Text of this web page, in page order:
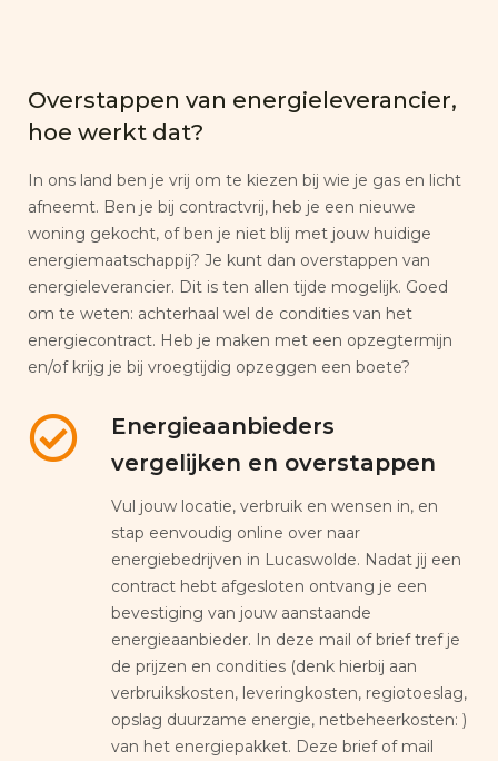
Overstappen van energieleverancier,
hoe werkt dat?
In ons land ben je vrij om te kiezen bij wie je gas en licht
afneemt. Ben je bij contractvrij, heb je een nieuwe
woning gekocht, of ben je niet blij met jouw huidige
energiemaatschappij? Je kunt dan overstappen van
energieleverancier. Dit is ten allen tijde mogelijk. Goed
om te weten: achterhaal wel de condities van het
energiecontract. Heb je maken met een opzegtermijn
en/of krijg je bij vroegtijdig opzeggen een boete?
Energieaanbieders
vergelijken en overstappen
Vul jouw locatie, verbruik en wensen in, en
stap eenvoudig online over naar
energiebedrijven in Lucaswolde. Nadat jij een
contract hebt afgesloten ontvang je een
bevestiging van jouw aanstaande
energieaanbieder. In deze mail of brief tref je
de prijzen en condities (denk hierbij aan
verbruikskosten, leveringkosten, regiotoeslag,
opslag duurzame energie, netbeheerkosten: )
van het energiepakket. Deze brief of mail